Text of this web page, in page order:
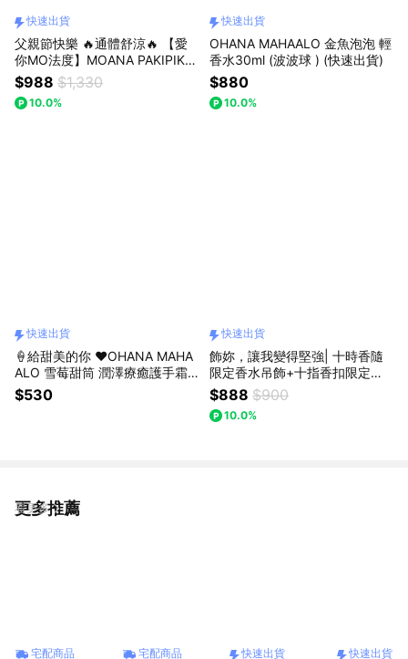
快速出貨
父親節快樂 🔥通體舒涼🔥 【愛
你MO法度】MOANA PAKIPIKA
輕香水28ml+SAVON & CO.通體
舒涼身體噴霧50ml+粉紅禮物盒
(小)
$988 $1,330
10.0%
快速出貨
OHANA MAHAALO 金魚泡泡 輕
香水30ml (波波球 ) (快速出貨)
$880
10.0%
快速出貨
🍦給甜美的你 ❤️OHANA MAHA
ALO 雪莓甜筒 潤澤療癒護手霜5
0g 快速出貨
$530
快速出貨
飾妳，讓我變得堅強| 十時香隨
限定香水吊飾+十指香扣限定手
霜吊飾+包福盒| 收禮者可自行更
換|快速出貨
$888 $900
10.0%
更多推薦
看更多
宅配商品 宅配商品 快速出貨 快速出貨